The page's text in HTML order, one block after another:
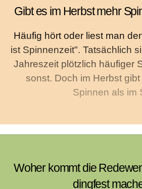
Gibt es im Herbst mehr
Häufig hört oder liest man
ist Spinnenzeit". Tatsächlich
Jahreszeit plötzlich häufiger
sonst. Doch im Herbst
Spinnen als im
Woher kommt die
dingfest